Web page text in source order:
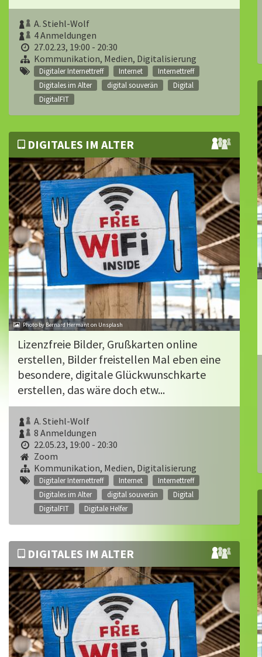
A. Stiehl-Wolf
4 Anmeldungen
27.02.23, 19:00 - 20:30
Kommunikation, Medien, Digitalisierung
Digitaler Internettreff Internet
Internettreff
Digitales im Alter
digital souverän
Digital
DigitalFIT
DIGITALES IM ALTER
Photo by Bernard Hermant on Unsplash
Lizenzfreie Bilder, Grußkarten online
erstellen, Bilder freistellen Mal eben eine
besondere, digitale Glückwunschkarte
erstellen, das wäre doch etw...
A. Stiehl-Wolf
8 Anmeldungen
22.05.23, 19:00 - 20:30
Zoom
Kommunikation, Medien, Digitalisierung
Digitaler Internettreff Internet
Internettreff
Digitales im Alter
digital souverän
Digital
DigitalFIT
Digitale Helfer
DIGITALES IM ALTER